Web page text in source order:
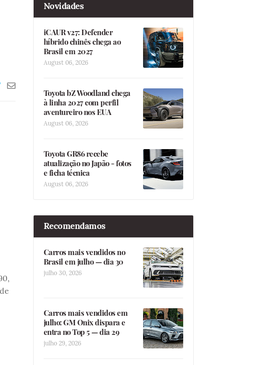
Novidades
iCAUR v27: Defender
híbrido chinês chega ao
Brasil em 2027
August 06, 2026
Toyota bZ Woodland chega
à linha 2027 com perfil
aventureiro nos EUA
August 06, 2026
Toyota GR86 recebe
atualização no Japão - fotos
e ficha técnica
August 06, 2026
Recomendamos
Carros mais vendidos no
Brasil em julho — dia 30
julho 30, 2026
Carros mais vendidos em
julho: GM Onix dispara e
entra no Top 5 — dia 29
julho 29, 2026